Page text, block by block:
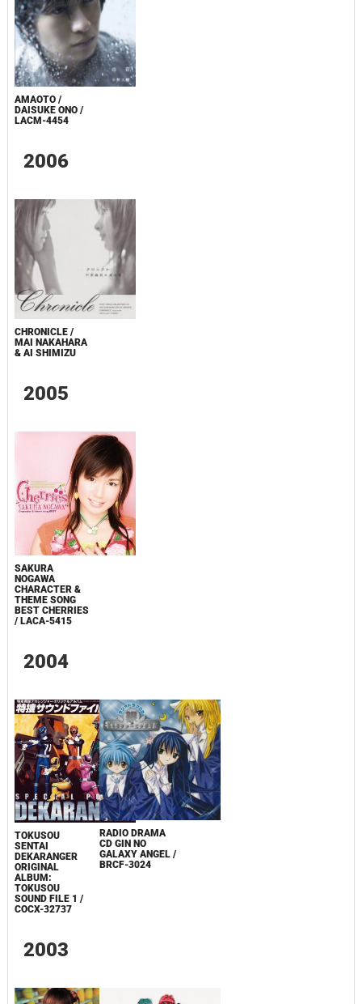
AMAOTO /
DAISUKE ONO /
LACM-4454
2006
CHRONICLE /
MAI NAKAHARA
& AI SHIMIZU
2005
SAKURA
NOGAWA
CHARACTER &
THEME SONG
BEST CHERRIES
/ LACA-5415
2004
TOKUSOU
SENTAI
DEKARANGER
ORIGINAL
ALBUM:
TOKUSOU
SOUND FILE 1 /
COCX-32737
RADIO DRAMA
CD GIN NO
GALAXY ANGEL /
BRCF-3024
2003